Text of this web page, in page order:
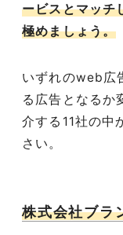
ービスとマッチ
極めましょう。
いずれのweb広
る広告となるか
介する11社の中
さい。
株式会社ブラ